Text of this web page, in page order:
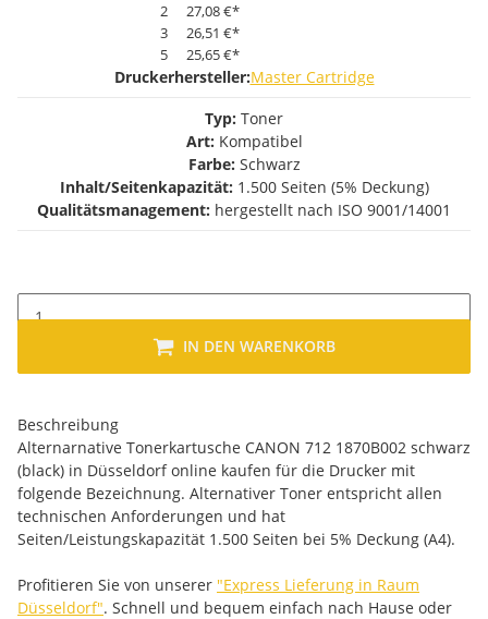
2
27,08 €*
3
26,51 €*
5
25,65 €*
Druckerhersteller:Master Cartridge
Typ: Toner
Art: Kompatibel
Farbe: Schwarz
Inhalt/Seitenkapazität: 1.500 Seiten (5% Deckung)
Qualitätsmanagement: hergestellt nach ISO 9001/14001
IN DEN WARENKORB
Beschreibung
Alternarnative Tonerkartusche CANON 712 1870B002 schwarz
(black) in Düsseldorf online kaufen für die Drucker mit
folgende Bezeichnung. Alternativer Toner entspricht allen
technischen Anforderungen und hat
Seiten/Leistungskapazität 1.500 Seiten bei 5% Deckung (A4).
Profitieren Sie von unserer "Express Lieferung in Raum
Düsseldorf". Schnell und bequem einfach nach Hause oder